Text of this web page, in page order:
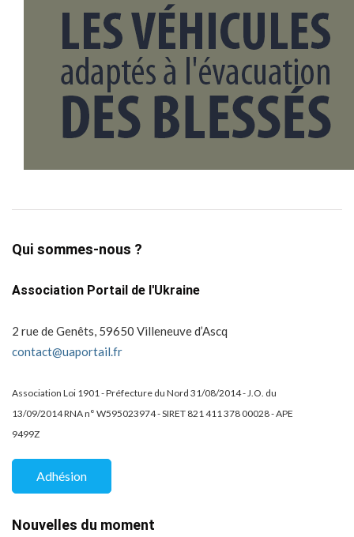
Qui sommes-nous ?
Association Portail de l'Ukraine
2 rue de Genêts, 59650 Villeneuve d’Ascq
contact@uaportail.fr
Association Loi 1901 - Préfecture du Nord 31/08/2014 - J.O. du
13/09/2014 RNA n° W595023974 - SIRET 821 411 378 00028 - APE
9499Z
Adhésion
Nouvelles du moment